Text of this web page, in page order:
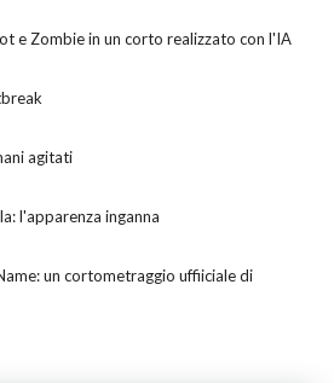
e Zombie in un corto realizzato con l'IA
agitati
l'apparenza inganna
un cortometraggio uffiiciale di